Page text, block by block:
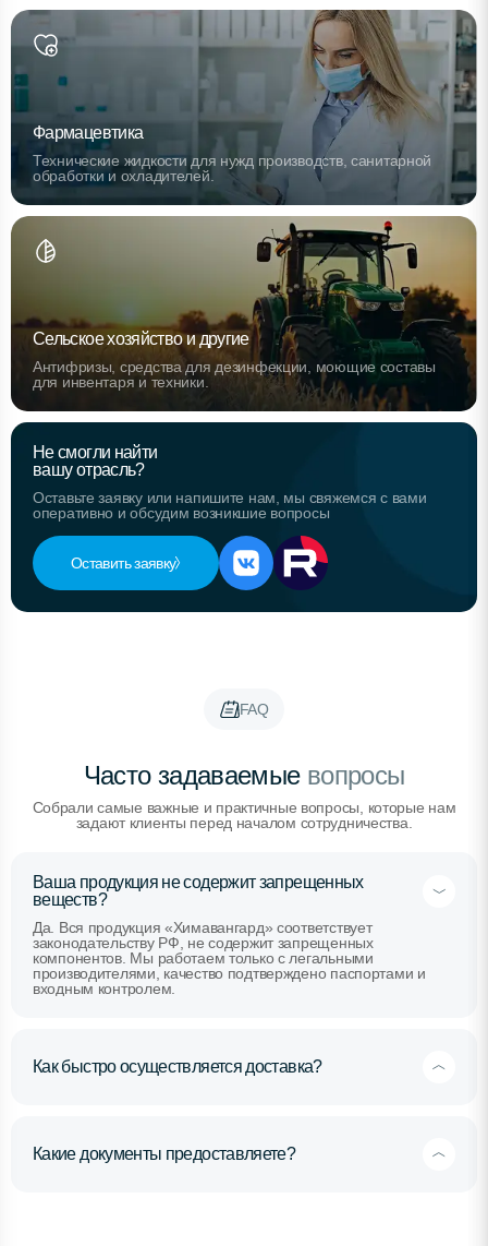
Фармацевтика
Технические жидкости для нужд производств, санитарной
обработки и охладителей.
Сельское хозяйство и другие
Антифризы, средства для дезинфекции, моющие составы
для инвентаря и техники.
Не смогли найти
вашу отрасль?
Оставьте заявку или напишите нам, мы свяжемся с вами
оперативно и обсудим возникшие вопросы
Оставить заявку
FAQ
Часто задаваемыевопросы
Собрали самые важные и практичные вопросы, которые нам
задают клиенты перед началом сотрудничества.
Ваша продукция не содержит запрещенных
веществ?
Да. Вся продукция «Химавангард» соответствует
законодательству РФ, не содержит запрещенных
компонентов. Мы работаем только с легальными
производителями, качество подтверждено паспортами и
входным контролем.
Как быстро осуществляется доставка?
Какие документы предоставляете?